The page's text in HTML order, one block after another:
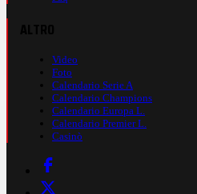
Video
Foto
Calendario Serie A
Calendario Champions
Calendario Europa L.
Calendario Premier L.
Casinò